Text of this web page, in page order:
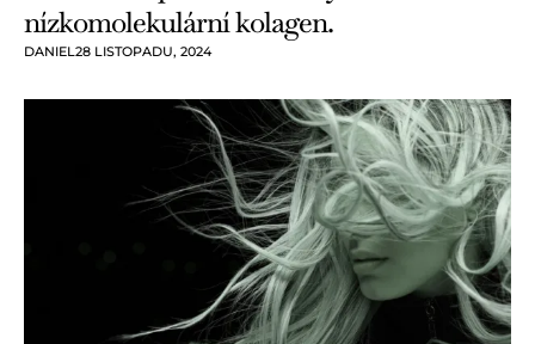
nízkomolekulární kolagen.
DANIEL28 LISTOPADU, 2024